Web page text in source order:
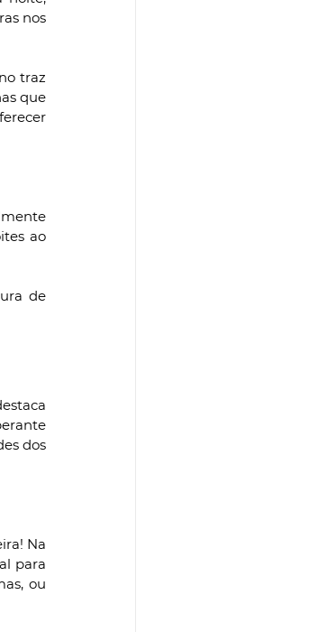
nos
traz
que
ao
de
dos
Na
para
ou